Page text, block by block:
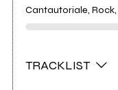
Cantautoriale,
TRACKLIST